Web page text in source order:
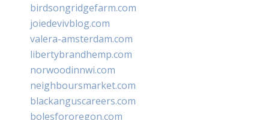
birdsongridgefarm.com
joiedevivblog.com
valera-amsterdam.com
libertybrandhemp.com
norwoodinnwi.com
neighboursmarket.com
blackanguscareers.com
bolesfororegon.com